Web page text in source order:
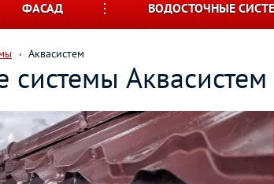
ФАСАД ВОДОСТОЧНЫЕ
Аквасистем
системы Аквасистем